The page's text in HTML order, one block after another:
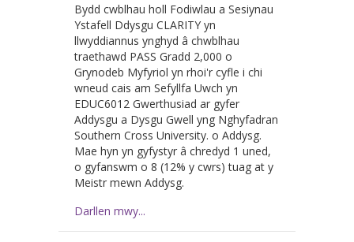
Bydd cwblhau holl Fodiwlau a Sesiynau
Ystafell Ddysgu CLARITY yn
llwyddiannus ynghyd â chwblhau
traethawd PASS Gradd 2,000 o
Grynodeb Myfyriol yn rhoi'r cyfle i chi
wneud cais am Sefyllfa Uwch yn
EDUC6012 Gwerthusiad ar gyfer
Addysgu a Dysgu Gwell yng Nghyfadran
Southern Cross University. o Addysg.
Mae hyn yn gyfystyr â chredyd 1 uned,
o gyfanswm o 8 (12% y cwrs) tuag at y
Meistr mewn Addysg.
Darllen mwy...